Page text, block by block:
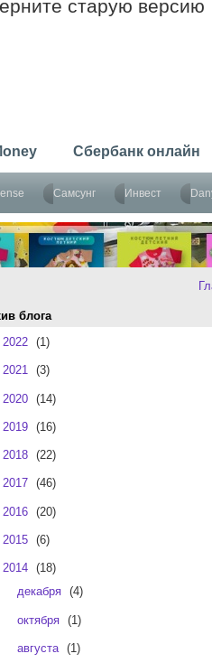
старую версию
блога
2022 (1)
2021 (3)
2020 (14)
2019 (16)
2018 (22)
2017 (46)
2016 (20)
2015 (6)
2014 (18)
декабря (4)
октября (1)
августа (1)